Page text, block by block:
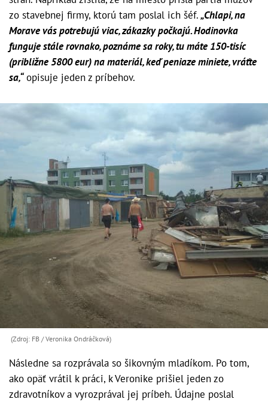
zo stavebnej firmy, ktorú tam poslal ich šéf.„Chlapi, na
Morave vás potrebujú viac, zákazky počkajú. Hodinovka
funguje stále rovnako, poznáme sa roky, tu máte 150-tisíc
(približne 5800 eur) na materiál, keď peniaze miniete, vráťte
sa,“opisuje jeden z príbehov.
(Zdroj: FB / Veronika Ondráčková)
Následne sa rozprávala so šikovným mladíkom. Po tom,
ako opäť vrátil k práci, k Veronike prišiel jeden zo
zdravotníkov a vyrozprával jej príbeh. Údajne poslal